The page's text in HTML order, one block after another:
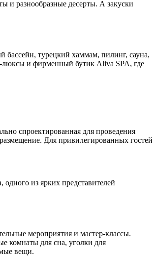
и разнообразные десерты. А закуски
турецкий хаммам, пилинг, сауна,
люксы и фирменный бутик Aliva SPA, где
спроектированная для проведения
Для привилегированных гостей
из ярких представителей
мероприятия и мастер-классы.
комнаты для сна, уголки для
вещи.